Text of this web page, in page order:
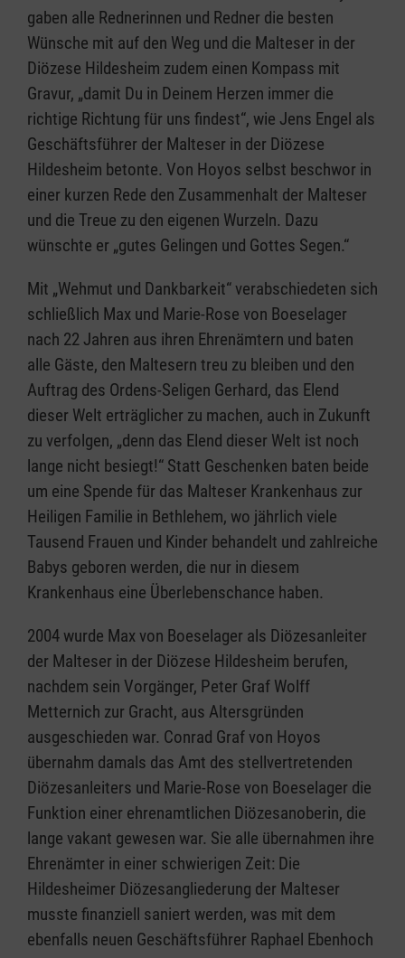
gaben alle Rednerinnen und Redner die besten
Wünsche mit auf den Weg und die Malteser in der
Diözese Hildesheim zudem einen Kompass mit
Gravur, „damit Du in Deinem Herzen immer die
richtige Richtung für uns findest“, wie Jens Engel als
Geschäftsführer der Malteser in der Diözese
Hildesheim betonte. Von Hoyos selbst beschwor in
einer kurzen Rede den Zusammenhalt der Malteser
und die Treue zu den eigenen Wurzeln. Dazu
wünschte er „gutes Gelingen und Gottes Segen.“
Mit „Wehmut und Dankbarkeit“ verabschiedeten sich
schließlich Max und Marie-Rose von Boeselager
nach 22 Jahren aus ihren Ehrenämtern und baten
alle Gäste, den Maltesern treu zu bleiben und den
Auftrag des Ordens-Seligen Gerhard, das Elend
dieser Welt erträglicher zu machen, auch in Zukunft
zu verfolgen, „denn das Elend dieser Welt ist noch
lange nicht besiegt!“ Statt Geschenken baten beide
um eine Spende für das Malteser Krankenhaus zur
Heiligen Familie in Bethlehem, wo jährlich viele
Tausend Frauen und Kinder behandelt und zahlreiche
Babys geboren werden, die nur in diesem
Krankenhaus eine Überlebenschance haben.
2004 wurde Max von Boeselager als Diözesanleiter
der Malteser in der Diözese Hildesheim berufen,
nachdem sein Vorgänger, Peter Graf Wolff
Metternich zur Gracht, aus Altersgründen
ausgeschieden war. Conrad Graf von Hoyos
übernahm damals das Amt des stellvertretenden
Diözesanleiters und Marie-Rose von Boeselager die
Funktion einer ehrenamtlichen Diözesanoberin, die
lange vakant gewesen war. Sie alle übernahmen ihre
Ehrenämter in einer schwierigen Zeit: Die
Hildesheimer Diözesangliederung der Malteser
musste finanziell saniert werden, was mit dem
ebenfalls neuen Geschäftsführer Raphael Ebenhoch